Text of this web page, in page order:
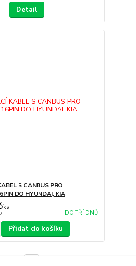
Detail
S CANBUS PRO
DO HYUNDAI, KIA
/ks
DO TŘÍ DNŮ
Přidat do košíku